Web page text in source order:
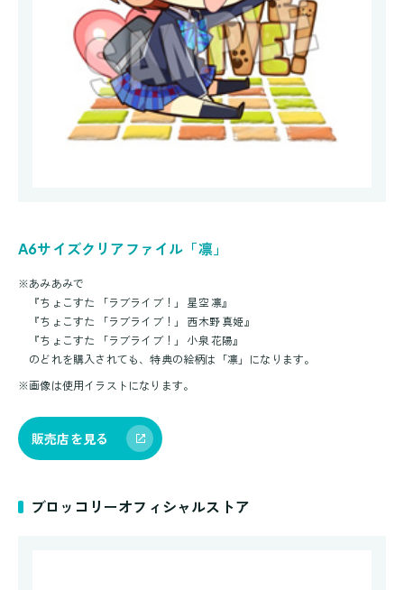
A6サイズクリアファイル「凛」
※あみあみで
『ちょこすた 「ラブライブ！」 星空 凛』
『ちょこすた 「ラブライブ！」 西木野 真姫』
『ちょこすた 「ラブライブ！」 小泉 花陽』
のどれを購入されても、特典の絵柄は「凛」になります。
※画像は使用イラストになります。
販売店を見る
ブロッコリーオフィシャルストア